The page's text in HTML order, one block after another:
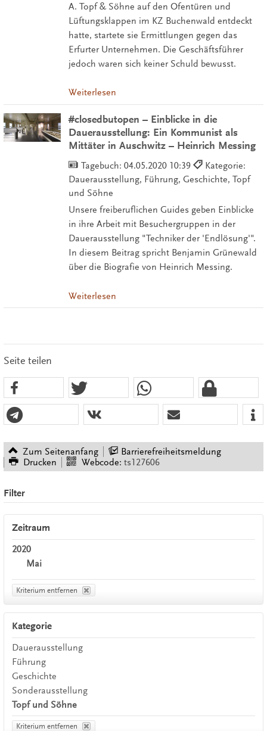
A. Topf & Söhne auf den Ofentüren und
Lüftungsklappen im KZ Buchenwald entdeckt
hatte, startete sie Ermittlungen gegen das
Erfurter Unternehmen. Die Geschäftsführer
jedoch waren sich keiner Schuld bewusst.
Weiterlesen
#closedbutopen – Einblicke in die
Dauerausstellung: Ein Kommunist als
Mittäter in Auschwitz – Heinrich Messing
Tagebuch: 04.05.2020 10:39
Kategorie:
Dauerausstellung, Führung, Geschichte, Topf
und Söhne
Unsere freiberuflichen Guides geben Einblicke
in ihre Arbeit mit Besuchergruppen in der
Dauerausstellung "Techniker der 'Endlösung'".
In diesem Beitrag spricht Benjamin Grünewald
über die Biografie von Heinrich Messing.
Weiterlesen
Seite teilen
Zum Seitenanfang
Barrierefreiheitsmeldung
Drucken
Webcode: ts127606
Filter
Zeitraum
2020
Mai
Kriterium entfernen
Kategorie
Dauerausstellung
Führung
Geschichte
Sonderausstellung
Topf und Söhne
Kriterium entfernen